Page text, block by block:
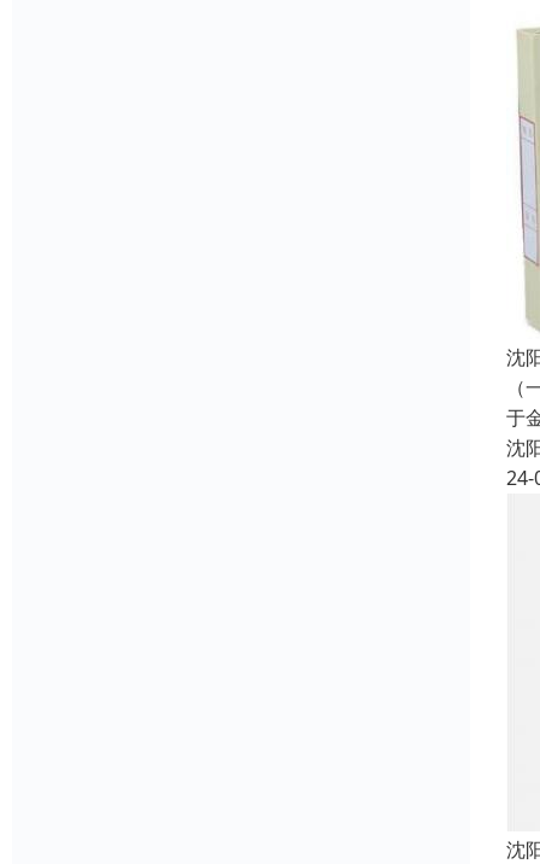
沈
于
沈
24-
沈